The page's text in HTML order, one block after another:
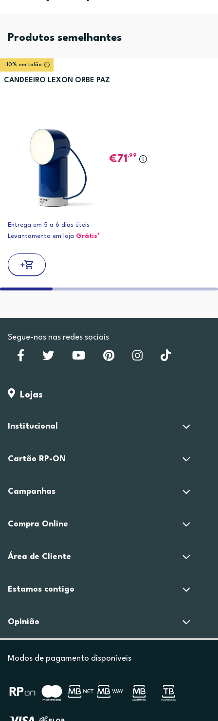
Produtos semelhantes
-10% em talão
CANDEEIRO LEXON ORBE PAZ
71 ,99
Entrega em 5 a 6 dias úteis
Levantamento em loja Grátis*
Segue-nos nas redes sociais
Lojas
Institucional
Cartão RP-ON
Campanhas
Compra Online
Área de Cliente
Estamos contigo
Opinião
Modos de pagamento disponíveis